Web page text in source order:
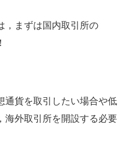
，まずは国内取引所の
貨を取引したい場合や低
海外取引所を開設する必要